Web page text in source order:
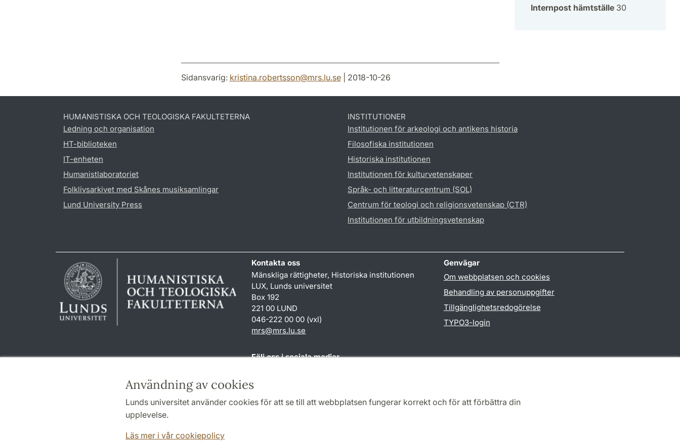
Användning av cookies
Lunds universitet använder cookies för att se till att webbplatsen fungerar korrekt och för att förbättra din
upplevelse.
Läs mer i vår cookiepolicy
Internpost hämtställe30
Sidansvarig: kristina.robertsson@mrs.lu.se| 2018-10-26
HUMANISTISKA OCH TEOLOGISKA FAKULTETERNA
Ledning och organisation
HT-biblioteken
IT-enheten
Humanistlaboratoriet
Folklivsarkivet med Skånes musiksamlingar
Lund University Press
INSTITUTIONER
Institutionen för arkeologi och antikens historia
Filosofiska institutionen
Historiska institutionen
Institutionen för kulturvetenskaper
Språk- och litteraturcentrum (SOL)
Centrum för teologi och religionsvetenskap (CTR)
Institutionen för utbildningsvetenskap
Kontakta oss
Mänskliga rättigheter, Historiska institutionen
LUX, Lunds universitet
Box 192
221 00 LUND
046-222 00 00 (vxl)
mrs@mrs.lu.se
Genvägar
Om webbplatsen och cookies
Behandling av personuppgifter
Tillgänglighetsredogörelse
TYPO3-login
Följ oss i sociala medier